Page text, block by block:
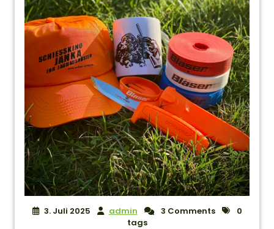
3. Juli 2025 admin 3 Comments
0
tags